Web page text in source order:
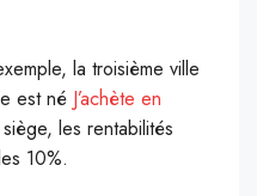
la troisième ville
est né J’achète en
les rentabilités
10%.